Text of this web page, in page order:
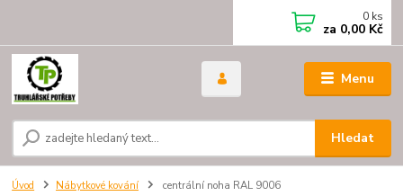
Menu
Hledat
0 ks
za 0,00 Kč
Úvod Nábytkové kování centrální noha RAL 9006